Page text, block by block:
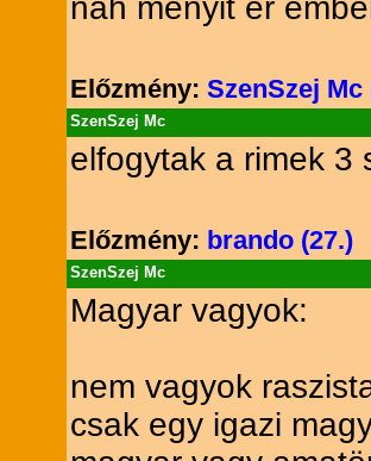
nah menyit ér
Előzmény: SzenSzej Mc
SzenSzej Mc
elfogytak a rimek 3
Előzmény: brando (27.)
SzenSzej Mc
Magyar vagyok:
nem vagyok
csak egy igazi